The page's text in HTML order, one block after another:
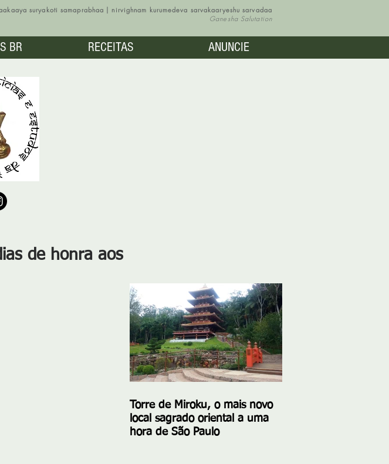
suryakoti samaprabhaa | nirvighnam kurumedeva sarvakaaryeshu sarvadaa
Ganesha Salutation
de honra aos
Torre de Miroku, o mais novo
local sagrado oriental a uma
hora de São Paulo
BR RECEITAS ANUNCIE